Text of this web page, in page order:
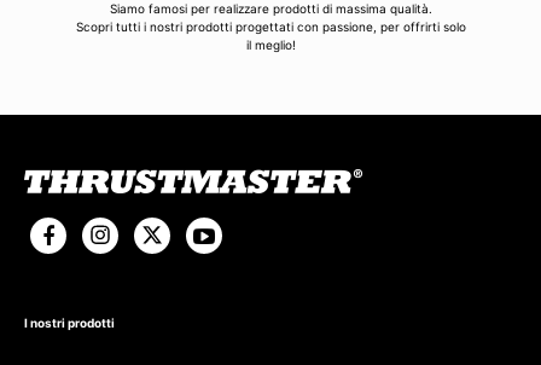
Siamo famosi per realizzare prodotti di massima qualità.
Scopri tutti i nostri prodotti progettati con passione, per offrirti solo
il meglio!
I nostri prodotti